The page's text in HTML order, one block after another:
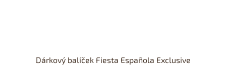
Dárkový balíček Fiesta Española Exclusive